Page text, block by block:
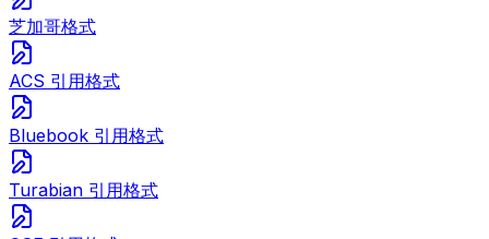
芝加哥格式
ACS 引用格式
Bluebook 引用格式
Turabian 引用格式